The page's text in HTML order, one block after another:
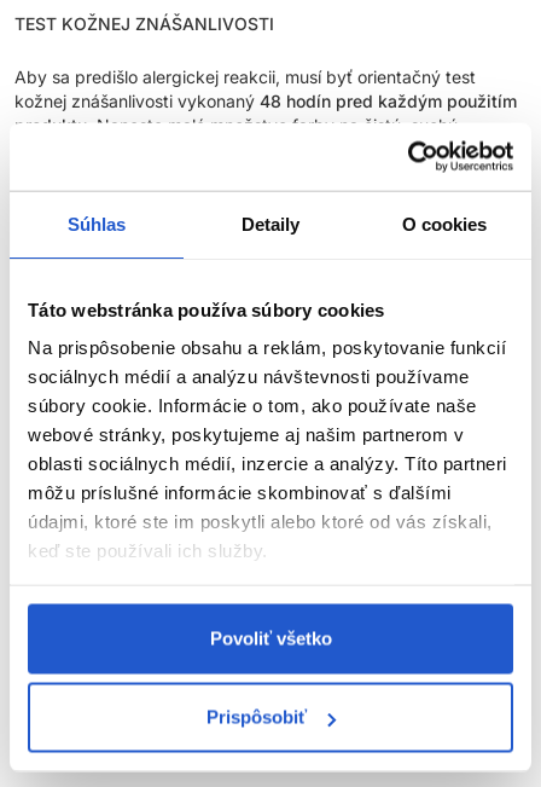
Súhlas Detaily O cookies
Táto webstránka používa súbory cookies
Na prispôsobenie obsahu a reklám, poskytovanie funkcií
sociálnych médií a analýzu návštevnosti používame
súbory cookie. Informácie o tom, ako používate naše
webové stránky, poskytujeme aj našim partnerom v
oblasti sociálnych médií, inzercie a analýzy. Títo partneri
môžu príslušné informácie skombinovať s ďalšími
údajmi, ktoré ste im poskytli alebo ktoré od vás získali,
keď ste používali ich služby.
Povoliť všetko
Prispôsobiť
TEST KOŽNEJ ZNÁŠANLIVOSTI
Aby sa predišlo alergickej reakcii, musí byť orientačný test
kožnej znášanlivosti vykonaný 48 hodín pred každým použitím
produktu . Naneste malé množstvo farby na čistú, suchú
pokožku (napr. na vnútornú stranu predlaktia) a nechajte
podráždenie, svrbenie, začervenanie alebo iné reakcie, výrobok
nepoužívajte.
pokožku hlavy,
ste v minulosti zaznamenali alergickú reakciu na farbenie
vlasov,
ste už mali alergickú reakciu na dočasné tetovanie čiernou
henou.
BEZPEČNOSTNÉ OPATRENIA:
dôkladne vypláchnite vodou.
Nepoužívajte na farbenie mihalníc a obočia.
Výrobok je určený len na
profesionálne použitie v
kaderníckych salónoch.
ZOBRAZIŤ VIAC
Parametre
Značka